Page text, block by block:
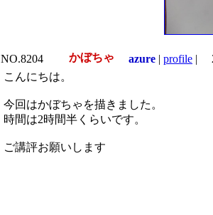
NO.8204 かぼちゃ azure | profile |
こんにちは。
今回はかぼちゃを描きました。
時間は2時間半くらいです。
ご講評お願いします